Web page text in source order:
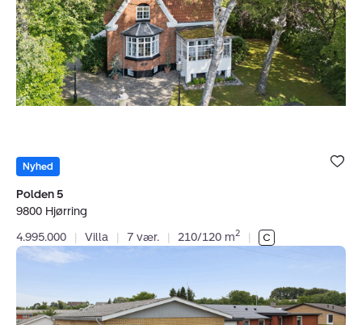
Hjørring
Bolig er
under dine
Nyhed
Polden 5
9800 Hjørring
4.995.000
| Villa | 7 vær. | 210/120 m2 |
9800